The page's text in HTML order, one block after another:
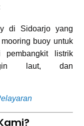
di Sidoarjo yang
buoy untuk
pembangkit listrik
laut, dan